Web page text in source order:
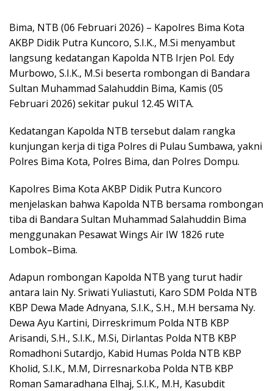
Bima, NTB (06 Februari 2026) – Kapolres Bima Kota
AKBP Didik Putra Kuncoro, S.I.K., M.Si menyambut
langsung kedatangan Kapolda NTB Irjen Pol. Edy
Murbowo, S.I.K., M.Si beserta rombongan di Bandara
Sultan Muhammad Salahuddin Bima, Kamis (05
Februari 2026) sekitar pukul 12.45 WITA.
Kedatangan Kapolda NTB tersebut dalam rangka
kunjungan kerja di tiga Polres di Pulau Sumbawa, yakni
Polres Bima Kota, Polres Bima, dan Polres Dompu.
Kapolres Bima Kota AKBP Didik Putra Kuncoro
menjelaskan bahwa Kapolda NTB bersama rombongan
tiba di Bandara Sultan Muhammad Salahuddin Bima
menggunakan Pesawat Wings Air IW 1826 rute
Lombok–Bima.
Adapun rombongan Kapolda NTB yang turut hadir
antara lain Ny. Sriwati Yuliastuti, Karo SDM Polda NTB
KBP Dewa Made Adnyana, S.I.K., S.H., M.H bersama Ny.
Dewa Ayu Kartini, Dirreskrimum Polda NTB KBP
Arisandi, S.H., S.I.K., M.Si, Dirlantas Polda NTB KBP
Romadhoni Sutardjo, Kabid Humas Polda NTB KBP
Kholid, S.I.K., M.M, Dirresnarkoba Polda NTB KBP
Roman Samaradhana Elhaj, S.I.K., M.H, Kasubdit